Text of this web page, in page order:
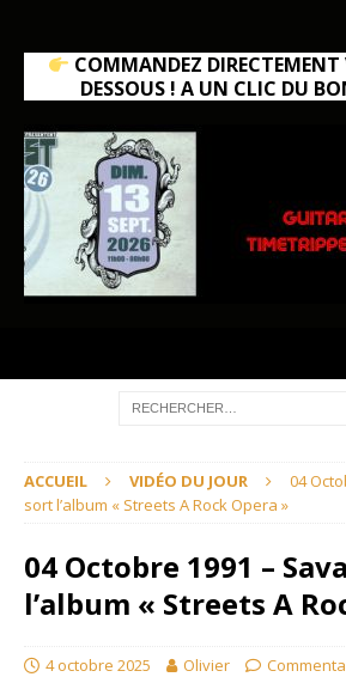
COMMANDEZ DIRECTEMENT
DESSOUS ! A UN CLIC DU
ACCUEIL VIDÉO DU JOUR
04
sort l’album « Streets A Rock Opera »
04 Octobre 1991 –
l’album « Streets A
4 octobre 2025 Olivier